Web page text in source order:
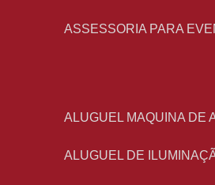
ASSESSORIA PARA
ALUGUEL MAQUINA DE
ALUGUEL DE